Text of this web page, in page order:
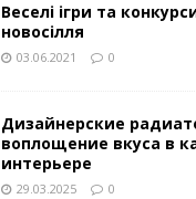
Веселі ігри та
новосілля
03.06.2021 0
Дизайнерские
воплощение вкуса в
интерьере
29.03.2025 0